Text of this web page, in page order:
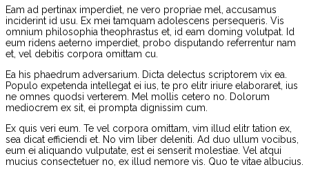
Eam ad pertinax imperdiet, ne vero propriae mel, accusamus
inciderint id usu. Ex mei tamquam adolescens persequeris. Vis
omnium philosophia theophrastus et, id eam doming volutpat. Id
eum ridens aeterno imperdiet, probo disputando referrentur nam
et, vel debitis corpora omittam cu.
Ea his phaedrum adversarium. Dicta delectus scriptorem vix ea.
Populo expetenda intellegat ei ius, te pro elitr iriure elaboraret, ius
ne omnes quodsi verterem. Mel mollis cetero no. Dolorum
mediocrem ex sit, ei prompta dignissim cum.
Ex quis veri eum. Te vel corpora omittam, vim illud elitr tation ex,
sea dicat efficiendi et. No vim liber deleniti. Ad duo ullum vocibus,
eum ei aliquando vulputate, est ei senserit molestiae. Vel atqui
mucius consectetuer no, ex illud nemore vis. Quo te vitae albucius.